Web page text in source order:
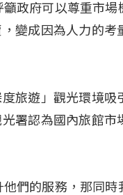
政府可以尊重市
變成因為人力的考
旅遊」觀光環境吸
署認為國內旅館市
們的服務，那同